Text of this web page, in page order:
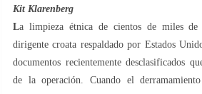
Kit Klarenberg
La limpieza étnica de cientos de miles
dirigente croata respaldado por Estados
documentos recientemente desclasificados
de la operación. Cuando el